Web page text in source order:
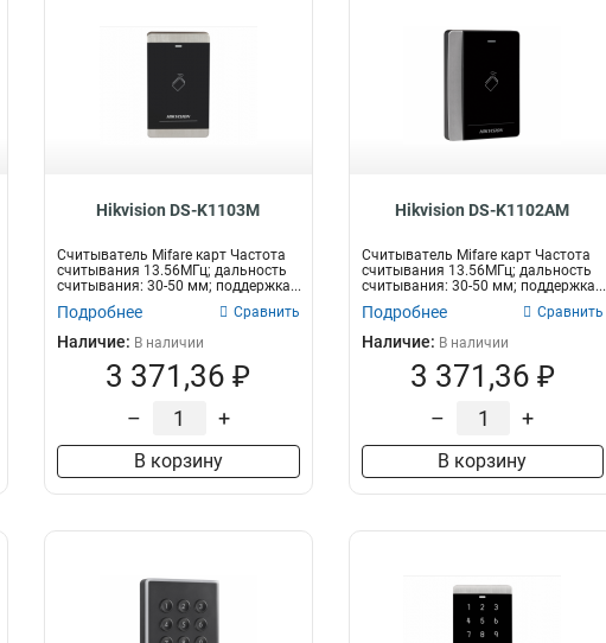
Hikvision DS-K1103M
Считыватель Mifare карт Частота
считывания 13.56МГц; дальность
считывания: 30-50 мм; поддержка...
Подробнее Сравнить
Наличие: В наличии
3 371,36 ₽
– +
В корзину
Hikvision DS-K1102AM
Считыватель Mifare карт Частота
считывания 13.56МГц; дальность
считывания: 30-50 мм; поддержка...
Подробнее Сравнить
Наличие: В наличии
3 371,36 ₽
– +
В корзину